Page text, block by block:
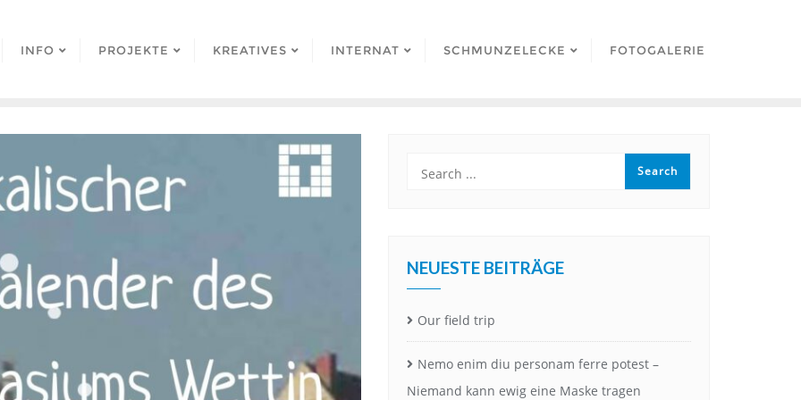
INFO PROJEKTE KREATIVES INTERNAT SCHMUNZELECKE FOTOGALERIE
NEUESTE BEITRÄGE
Our field trip
Nemo enim diu personam ferre potest –
Niemand kann ewig eine Maske tragen